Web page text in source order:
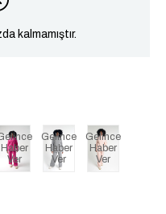
kalmamıştır.
Haber
Ver
Gelince
Haber
Ver
Gelince
Haber
Ver